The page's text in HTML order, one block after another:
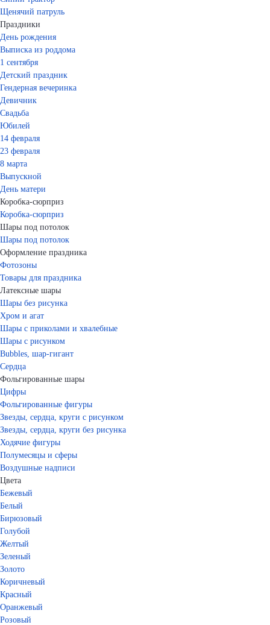
Щенячий патруль
Праздники
День рождения
Выписка из роддома
1 сентября
Детский праздник
Гендерная вечеринка
Девичник
Свадьба
Юбилей
14 февраля
23 февраля
8 марта
Выпускной
День матери
Коробка-сюрприз
Коробка-сюрприз
Шары под потолок
Шары под потолок
Оформление праздника
Фотозоны
Товары для праздника
Латексные шары
Шары без рисунка
Хром и агат
Шары с приколами и хвалебные
Шары с рисунком
Bubbles, шар-гигант
Сердца
Фольгированные шары
Цифры
Фольгированные фигуры
Звезды, сердца, круги с рисунком
Звезды, сердца, круги без рисунка
Ходячие фигуры
Полумесяцы и сферы
Воздушные надписи
Цвета
Бежевый
Белый
Бирюзовый
Голубой
Желтый
Зеленый
Золото
Коричневый
Красный
Оранжевый
Розовый